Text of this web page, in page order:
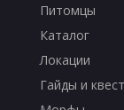
Питомцы
Каталог
Локации
Гайды и